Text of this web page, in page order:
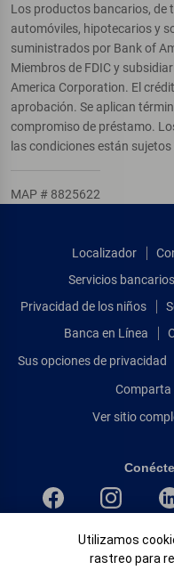
Los productos bancarios, de
automóviles, hipotecarios y
suministrados por Bank of
Miembros de FDIC y
America Corporation. El
aprobación. Se aplican
compromiso de préstamo.
las condiciones están
MAP # 8825622
Localizador
Servicios
Privacidad de los niños
Banca en Línea
Sus opciones de privacidad
Ver sitio
Bank of
Igualdad de
Banner de
Utilizamos
rastreo para